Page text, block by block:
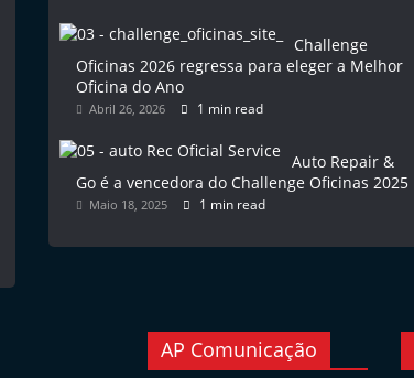
Challenge
Oficinas 2026 regressa para eleger a Melhor
Oficina do Ano
Abril 26, 2026 1 min read
Auto Repair &
Go é a vencedora do Challenge Oficinas 2025
Maio 18, 2025 1 min read
AP Comunicação